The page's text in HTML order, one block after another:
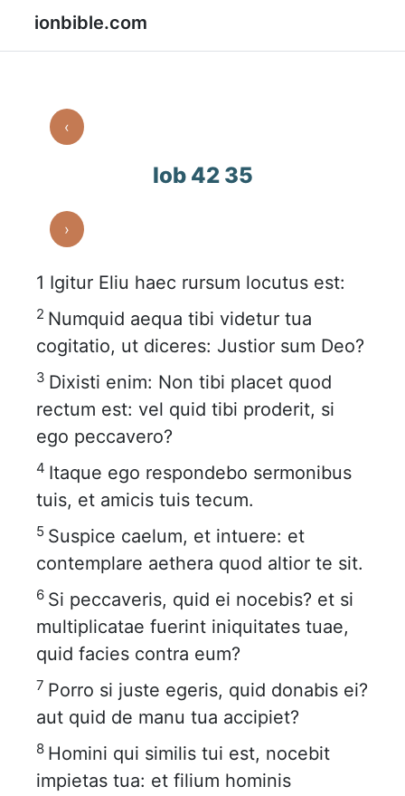
ionbible.com
‹
Iob 42 35
›
1 Igitur Eliu haec rursum locutus est:
2 Numquid aequa tibi videtur tua
cogitatio, ut diceres: Justior sum Deo?
3 Dixisti enim: Non tibi placet quod
rectum est: vel quid tibi proderit, si
ego peccavero?
4 Itaque ego respondebo sermonibus
tuis, et amicis tuis tecum.
5 Suspice caelum, et intuere: et
contemplare aethera quod altior te sit.
6 Si peccaveris, quid ei nocebis? et si
multiplicatae fuerint iniquitates tuae,
quid facies contra eum?
7 Porro si juste egeris, quid donabis ei?
aut quid de manu tua accipiet?
8 Homini qui similis tui est, nocebit
impietas tua: et filium hominis